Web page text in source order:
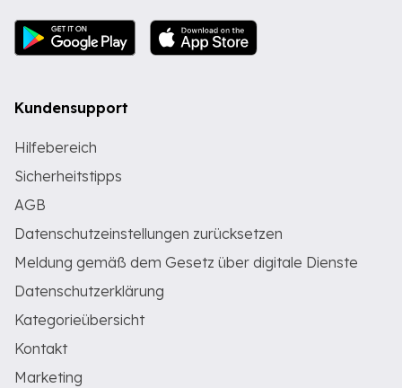
Kundensupport
Hilfebereich
Sicherheitstipps
AGB
Datenschutzeinstellungen zurücksetzen
Meldung gemäß dem Gesetz über digitale Dienste
Datenschutzerklärung
Kategorieübersicht
Kontakt
Marketing